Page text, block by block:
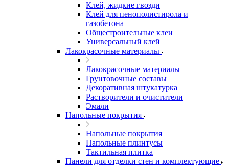
Клей, жидкие гвозди
Клей для пенополистирола и
газобетона
Общестроительные клеи
Универсальный клей
Лакокрасочные материалы
Лакокрасочные материалы
Грунтовочные составы
Декоративная штукатурка
Растворители и очистители
Эмали
Напольные покрытия
Напольные покрытия
Напольные плинтусы
Тактильная плитка
Панели для отделки стен и комплектующие